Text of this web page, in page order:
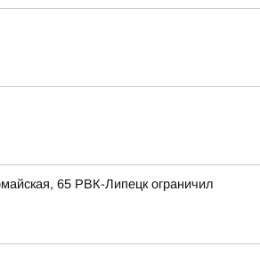
65 РВК-Липецк ограничил